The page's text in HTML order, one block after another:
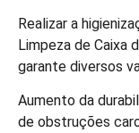
Realizar a
Limpeza de Caixa
garante diversos
Aumento da
de obstruções